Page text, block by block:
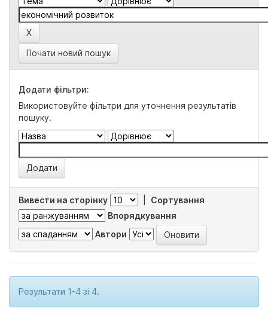
Почати новий пошук
Додати фільтри:
Використовуйте фільтри для уточнення результатів
пошуку.
Вивести на сторінку
Сортування
Впорядкування
Автори
Результати 1-4 зі 4.